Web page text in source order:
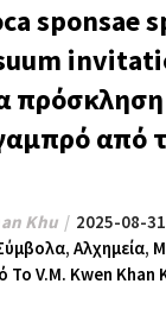
sponsae
από
Khu
2025-08-31
, Αλχημεία,
V.M. Kwen Khan